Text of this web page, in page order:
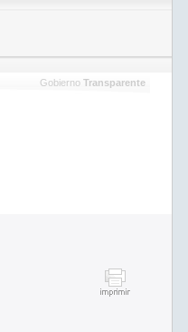
Gobierno Transparente